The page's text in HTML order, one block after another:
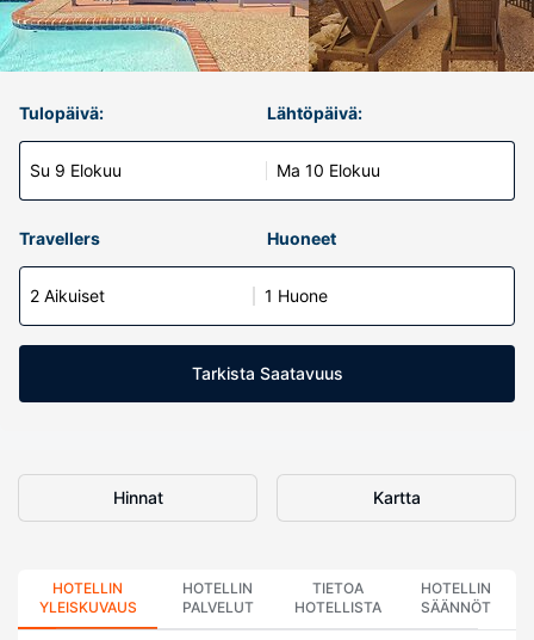
Tulopäivä:
Su 9 Elokuu
Lähtöpäivä:
Ma 10 Elokuu
Travellers Huoneet
2 Aikuiset 1 Huone
Tarkista Saatavuus
Hinnat Kartta
HOTELLIN
YLEISKUVAUS
HOTELLIN
PALVELUT
TIETOA
HOTELLISTA
HOTELLIN
SÄÄNNÖT